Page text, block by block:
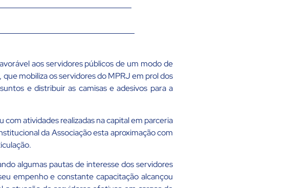
aos servidores públicos de um modo de
mobiliza os servidores do MPRJ em prol dos
e distribuir as camisas e adesivos para a
atividades realizadas na capital em parceria
da Associação esta aproximação com
algumas pautas de interesse dos servidores
empenho e constante capacitação alcançou